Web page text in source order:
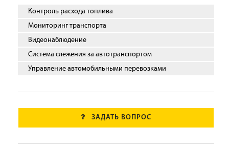
Контроль расхода топлива
Мониторинг транспорта
Видеонаблюдение
Система слежения за автотранспортом
Управление автомобильными перевозками
ЗАДАТЬ ВОПРОС